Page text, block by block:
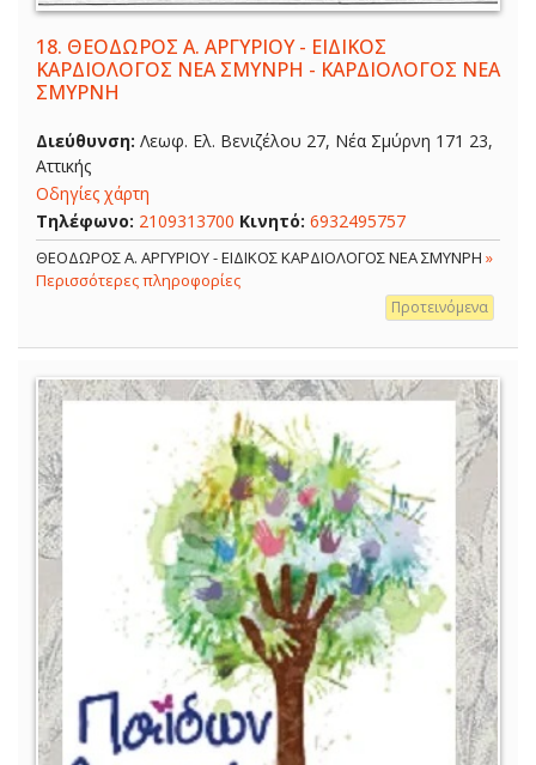
18. ΘΕΟΔΩΡΟΣ Α. ΑΡΓΥΡΙΟΥ - ΕΙΔΙΚΟΣ
ΚΑΡΔΙΟΛΟΓΟΣ ΝΕΑ ΣΜΥΝΡΗ - ΚΑΡΔΙΟΛΟΓΟΣ ΝΕΑ
ΣΜΥΡΝΗ
Διεύθυνση: Λεωφ. Ελ. Βενιζέλου 27, Νέα Σμύρνη 171 23,
Αττικής
Οδηγίες χάρτη
Τηλέφωνο: 2109313700 Κινητό: 6932495757
ΘΕΟΔΩΡΟΣ Α. ΑΡΓΥΡΙΟΥ - ΕΙΔΙΚΟΣ ΚΑΡΔΙΟΛΟΓΟΣ ΝΕΑ ΣΜΥΝΡΗ »
Περισσότερες πληροφορίες
Προτεινόμενα